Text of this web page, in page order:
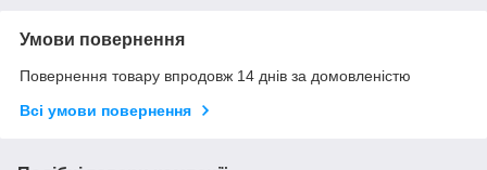
Умови повернення
Повернення товару впродовж 14 днів за домовленістю
Всі умови повернення